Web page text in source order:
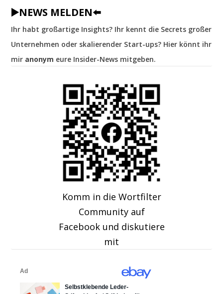
▶️NEWS MELDEN⬅️
Ihr habt großartige Insights? Ihr kennt die Secrets großer
Unternehmen oder skalierender Start-ups? Hier könnt ihr
mir anonym eure Insider-News mitgeben.
Komm in die Wortfilter
Community auf
Facebook und diskutiere
mit